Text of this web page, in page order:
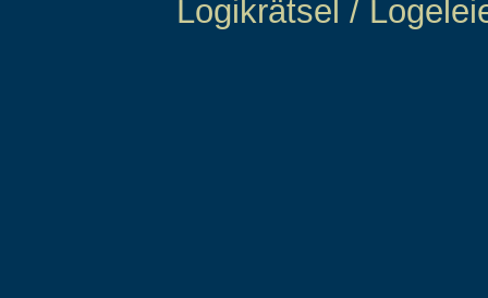
Logikrätsel /